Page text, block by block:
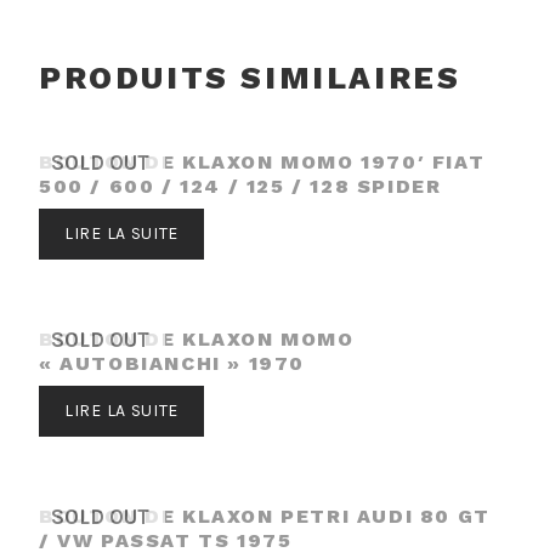
PRODUITS SIMILAIRES
SOLD OUT
BOUTON DE KLAXON MOMO 1970′ FIAT
500 / 600 / 124 / 125 / 128 SPIDER
LIRE LA SUITE
SOLD OUT
BOUTON DE KLAXON MOMO
« AUTOBIANCHI » 1970
LIRE LA SUITE
SOLD OUT
BOUTON DE KLAXON PETRI AUDI 80 GT
/ VW PASSAT TS 1975